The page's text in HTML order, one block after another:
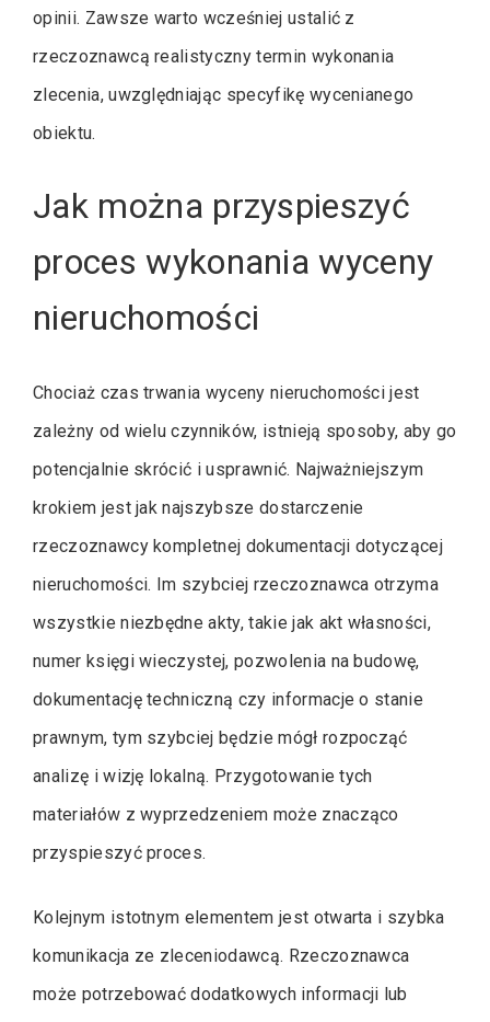
opinii. Zawsze warto wcześniej ustalić z
rzeczoznawcą realistyczny termin wykonania
zlecenia, uwzględniając specyfikę wycenianego
obiektu.
Jak można przyspieszyć
proces wykonania wyceny
nieruchomości
Chociaż czas trwania wyceny nieruchomości jest
zależny od wielu czynników, istnieją sposoby, aby go
potencjalnie skrócić i usprawnić. Najważniejszym
krokiem jest jak najszybsze dostarczenie
rzeczoznawcy kompletnej dokumentacji dotyczącej
nieruchomości. Im szybciej rzeczoznawca otrzyma
wszystkie niezbędne akty, takie jak akt własności,
numer księgi wieczystej, pozwolenia na budowę,
dokumentację techniczną czy informacje o stanie
prawnym, tym szybciej będzie mógł rozpocząć
analizę i wizję lokalną. Przygotowanie tych
materiałów z wyprzedzeniem może znacząco
przyspieszyć proces.
Kolejnym istotnym elementem jest otwarta i szybka
komunikacja ze zleceniodawcą. Rzeczoznawca
może potrzebować dodatkowych informacji lub